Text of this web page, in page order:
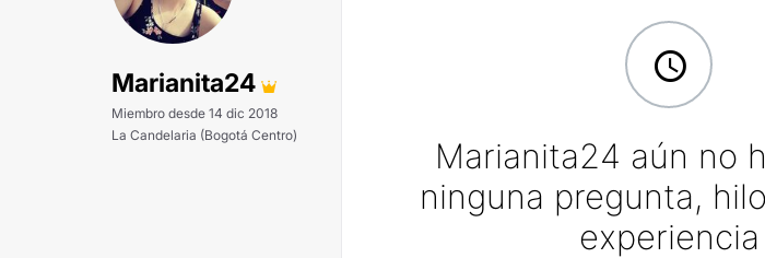
Marianita24
Miembro desde 14 dic 2018
La Candelaria (Bogotá Centro)
Marianita24 aún no
ninguna pregunta,
experiencia